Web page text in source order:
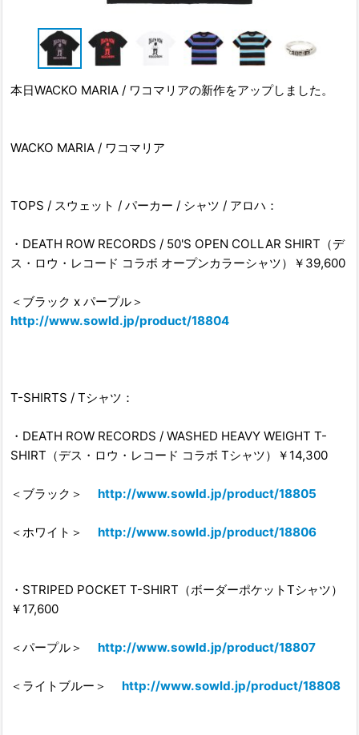
本日WACKO MARIA / ワコマリアの新作をアップしました。
WACKO MARIA / ワコマリア
TOPS / スウェット / パーカー / シャツ / アロハ：
・DEATH ROW RECORDS / 50'S OPEN COLLAR SHIRT（デ
ス・ロウ・レコード コラボ オープンカラーシャツ）￥39,600
＜ブラック x パープル＞
http://www.sowld.jp/product/18804
T-SHIRTS / Tシャツ：
・DEATH ROW RECORDS / WASHED HEAVY WEIGHT T-
SHIRT（デス・ロウ・レコード コラボ Tシャツ）￥14,300
＜ブラック＞ http://www.sowld.jp/product/18805
＜ホワイト＞ http://www.sowld.jp/product/18806
・STRIPED POCKET T-SHIRT（ボーダーポケットTシャツ）
￥17,600
＜パープル＞ http://www.sowld.jp/product/18807
＜ライトブルー＞ http://www.sowld.jp/product/18808